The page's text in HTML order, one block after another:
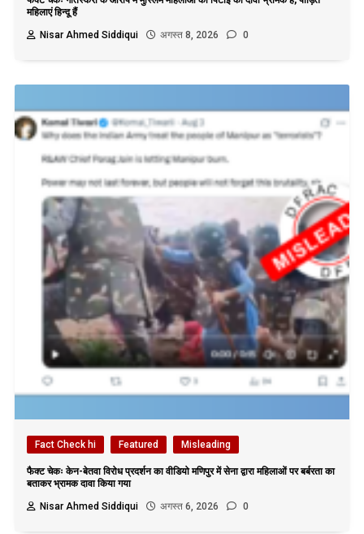
महिलाएं हिन्दू हैं
Nisar Ahmed Siddiqui
अगस्त 8, 2026 0
Fact Check hi Featured Misleading
फैक्ट चेकः केन-बेतवा विरोध प्रदर्शन का वीडियो मणिपुर में सेना द्वारा महिलाओं पर बर्बरता का
बताकर भ्रामक दावा किया गया
Nisar Ahmed Siddiqui
अगस्त 6, 2026 0